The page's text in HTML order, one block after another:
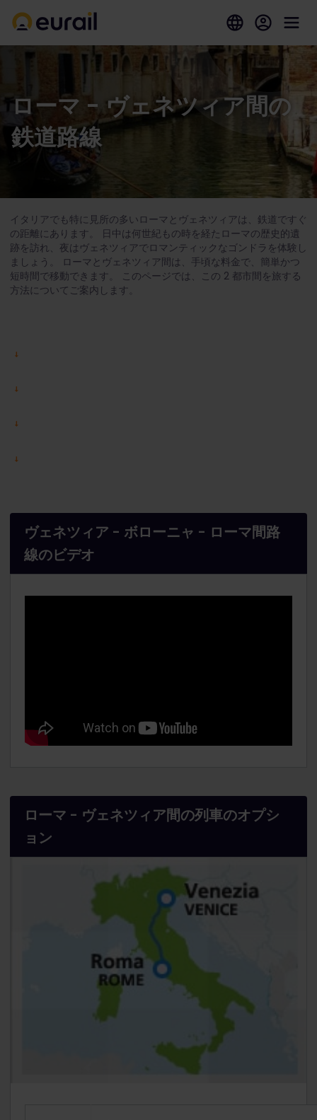
ローマ - ヴェネツィア間の
鉄道路線
イタリアでも特に見所の多いローマとヴェネツィアは、鉄道ですぐ
の距離にあります。 日中は何世紀もの時を経たローマの歴史的遺
跡を訪れ、夜はヴェネツィアでロマンティックなゴンドラを体験し
ましょう。 ローマとヴェネツィア間は、手頃な料金で、簡単かつ
短時間で移動できます。 このページでは、この 2 都市間を旅する
方法についてご案内します。
ヴェネツィア - ボローニャ - ローマ間路
線のビデオ
ローマ - ヴェネツィア間の列車のオプシ
ョン